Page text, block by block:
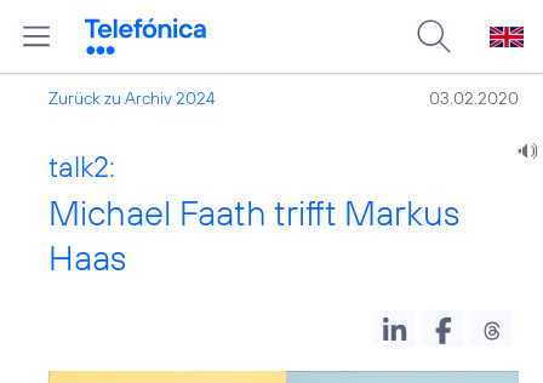
Zurück zu Archiv 2024 03.02.2020
talk2:
Michael Faath trifft Markus
Haas